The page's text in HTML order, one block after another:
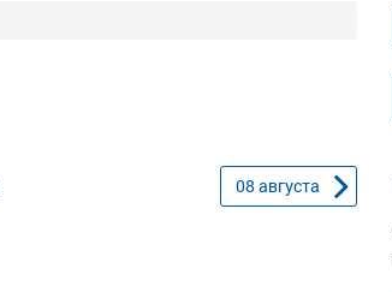
08 августа